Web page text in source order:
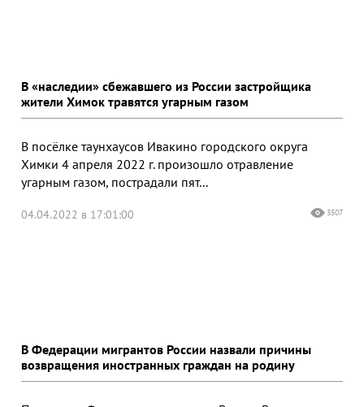
В «наследии» сбежавшего из России застройщика
жители Химок травятся угарным газом
В посёлке таунхаусов Ивакино городского округа
Химки 4 апреля 2022 г. произошло отравление
угарным газом, пострадали пят...
04.04.2022 в 17:01:00 3507
В Федерации мигрантов России назвали причины
возвращения иностранных граждан на родину